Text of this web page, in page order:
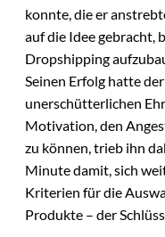
konnte, die er
auf die Idee gebracht,
Dropshipping
Seinen Erfolg hatte
unerschütterlichen
Motivation, den
zu können, trieb ihn
Minute damit, sich
Kriterien für die
Produkte – der